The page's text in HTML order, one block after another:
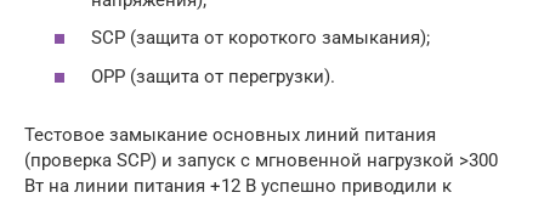
SCP (защита от короткого замыкания);
OPP (защита от перегрузки).
Тестовое замыкание основных линий питания
(проверка SCP) и запуск с мгновенной нагрузкой >300
Вт на линии питания +12 В успешно приводили к